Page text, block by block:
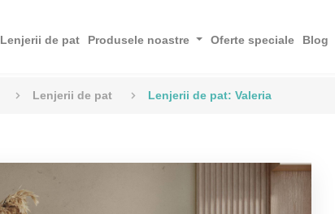
Lenjerii de pat Produsele noastre Oferte speciale Blog
Lenjerii de pat Lenjerii de pat: Valeria